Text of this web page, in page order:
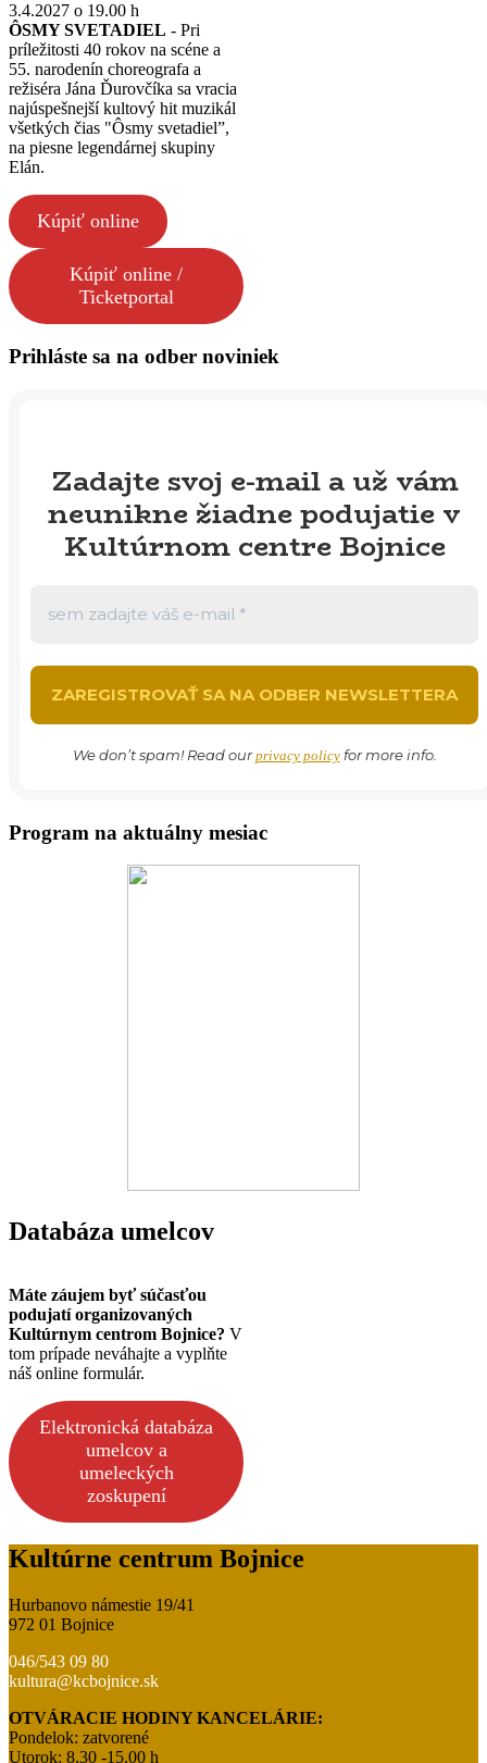
3.4.2027 o 19.00 h
ÔSMY SVETADIEL - Pri
príležitosti 40 rokov na scéne a
55. narodenín choreografa a
režiséra Jána Ďurovčíka sa vracia
najúspešnejší kultový hit muzikál
všetkých čias "Ôsmy svetadiel”,
na piesne legendárnej skupiny
Elán.
Kúpiť online
Kúpiť online /
Ticketportal
Prihláste sa na odber noviniek
Zadajte svoj e-mail a už vám
neunikne žiadne podujatie v
Kultúrnom centre Bojnice
We don’t spam! Read ourprivacy policyfor more info.
Program na aktuálny mesiac
Databáza umelcov
Máte záujem byť súčasťou
podujatí organizovaných
Kultúrnym centrom Bojnice? V
tom prípade neváhajte a vyplňte
náš online formulár.
Elektronická databáza
umelcov a
umeleckých
zoskupení
Kultúrne centrum Bojnice
Hurbanovo námestie 19/41
972 01 Bojnice
046/543 09 80
kultura@kcbojnice.sk
OTVÁRACIE HODINY KANCELÁRIE:
Pondelok: zatvorené
Utorok: 8.30 -15.00 h